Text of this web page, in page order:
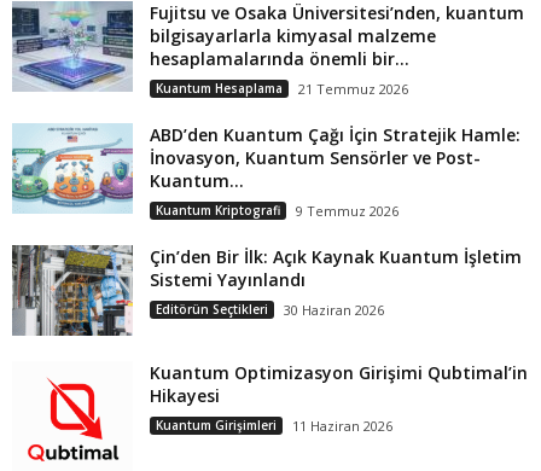
Fujitsu ve Osaka Üniversitesi’nden, kuantum
bilgisayarlarla kimyasal malzeme
hesaplamalarında önemli bir...
Kuantum Hesaplama 21 Temmuz 2026
ABD’den Kuantum Çağı İçin Stratejik Hamle:
İnovasyon, Kuantum Sensörler ve Post-
Kuantum...
Kuantum Kriptografi 9 Temmuz 2026
Çin’den Bir İlk: Açık Kaynak Kuantum İşletim
Sistemi Yayınlandı
Editörün Seçtikleri 30 Haziran 2026
Kuantum Optimizasyon Girişimi Qubtimal’in
Hikayesi
Kuantum Girişimleri 11 Haziran 2026